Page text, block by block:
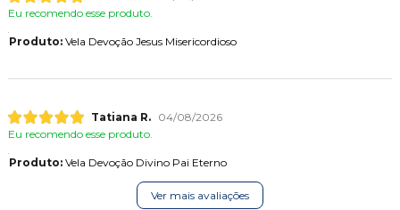
Eu recomendo esse produto.
Produto:Vela Devoção Jesus Misericordioso
Tatiana R.
04/08/2026
Eu recomendo esse produto.
Produto:Vela Devoção Divino Pai Eterno
Ver mais avaliações